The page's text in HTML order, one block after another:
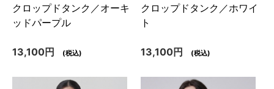
クロップドタンク／オーキ
ッドパープル
13,100円 (税込)
クロップドタンク／ホワイ
ト
13,100円 (税込)